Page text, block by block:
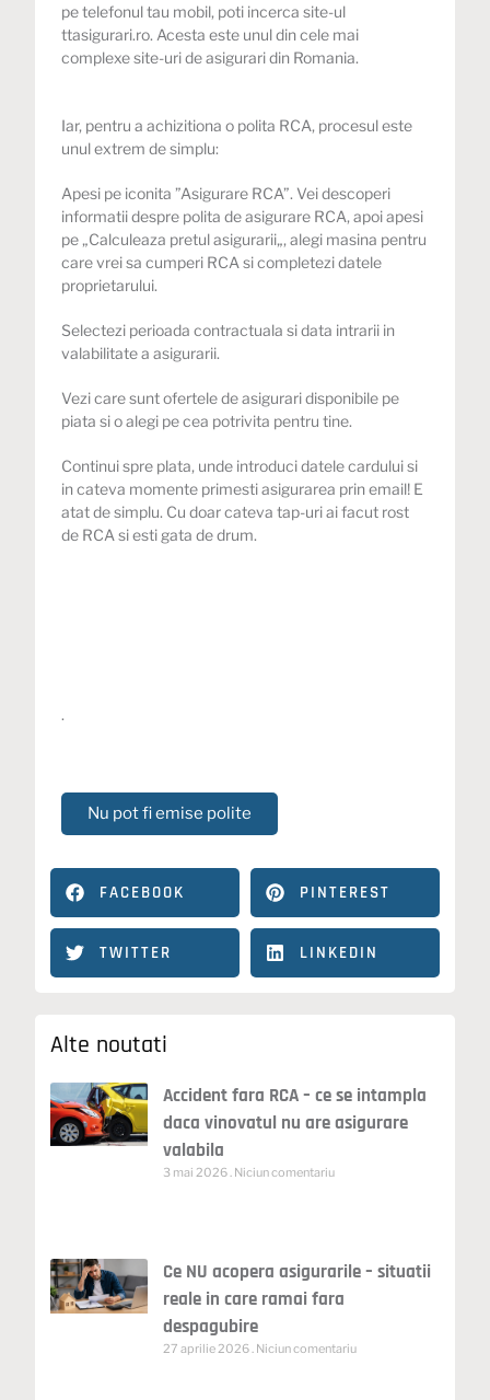
pe telefonul tau mobil, poti incerca site-ul
ttasigurari.ro. Acesta este unul din cele mai
complexe site-uri de asigurari din Romania.
Iar, pentru a achizitiona o polita RCA, procesul este
unul extrem de simplu:
Apesi pe iconita”Asigurare RCA”. Vei descoperi
informatii despre polita deasigurare RCA, apoi apesi
pe „Calculeaza pretul asigurarii„, alegi masina pentru
care vrei sa cumperi RCA si completezi datele
proprietarului.
Selectezi perioada contractuala si data intrarii in
valabilitate a asigurarii.
Vezi care sunt ofertele de asigurari disponibile pe
piata si o alegi pe cea potrivita pentru tine.
Continui spre plata, unde introduci datele cardului si
in cateva momente primesti asigurarea prin email! E
atat de simplu. Cu doar cateva tap-uri ai facut rost
de RCA si esti gata de drum.
.
Nu pot fi emise polite
FACEBOOK PINTEREST
TWITTER LINKEDIN
Alte noutati
Accident fara RCA – ce se intampla
daca vinovatul nu are asigurare
valabila
3 mai 2026 Niciun comentariu
Ce NU acopera asigurarile – situatii
reale in care ramai fara
despagubire
27 aprilie 2026 Niciun comentariu